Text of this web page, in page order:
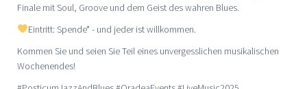
Finale mit Soul, Groove und dem Geist des wahren Blues.
Eintritt: Spende* - und jeder ist willkommen.
Kommen Sie und seien Sie Teil eines unvergesslichen musikalischen
Wochenendes!